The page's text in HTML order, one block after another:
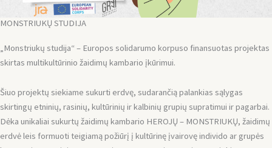
MONSTRIUKŲ STUDIJA
„Monstriukų studija“ – Europos solidarumo korpuso finansuotas projektas
skirtas multikultūrinio žaidimų kambario įkūrimui.
Šiuo projektų siekiame sukurti erdvę, sudarančią palankias sąlygas
skirtingų etninių, rasinių, kultūrinių ir kalbinių grupių supratimui ir pagarbai.
Dėka unikaliai sukurtų žaidimų kambario HEROJŲ – MONSTRIUKŲ, žaidimų
erdvė leis formuoti teigiamą požiūrį į kultūrinę įvairovę individo ar grupės